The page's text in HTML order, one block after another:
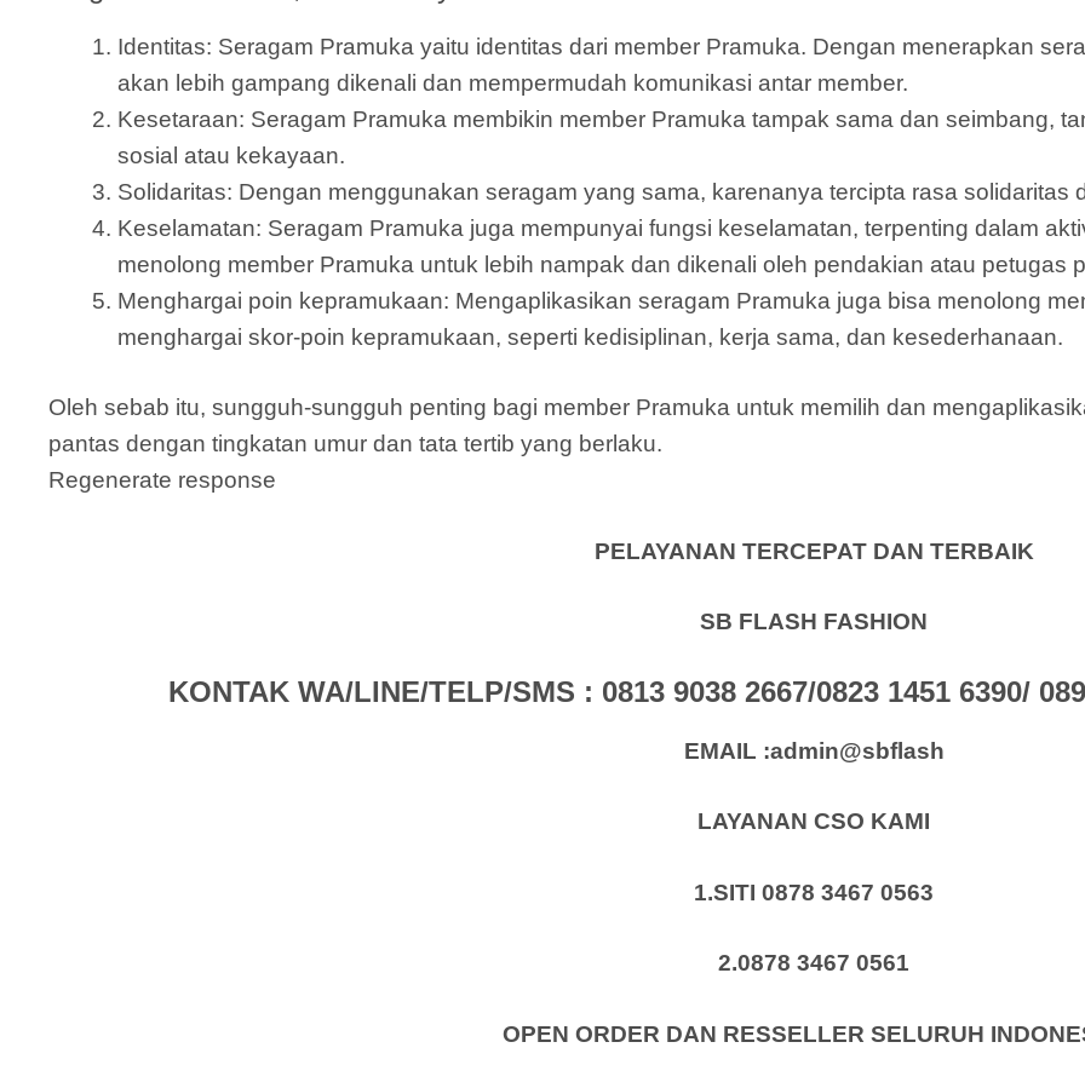
Identitas: Seragam Pramuka yaitu identitas dari member Pramuka. Dengan menerapkan
akan lebih gampang dikenali dan mempermudah komunikasi antar member.
Kesetaraan: Seragam Pramuka membikin member Pramuka tampak sama dan seimbang,
sosial atau kekayaan.
Solidaritas: Dengan menggunakan seragam yang sama, karenanya tercipta rasa solidaritas
Keselamatan: Seragam Pramuka juga mempunyai fungsi keselamatan, terpenting dalam
menolong member Pramuka untuk lebih nampak dan dikenali oleh pendakian atau petugas
Menghargai poin kepramukaan: Mengaplikasikan seragam Pramuka juga bisa menolong
menghargai skor-poin kepramukaan, seperti kedisiplinan, kerja sama, dan kesederhanaan.
Oleh sebab itu, sungguh-sungguh penting bagi member Pramuka untuk memilih dan
pantas dengan tingkatan umur dan tata tertib yang berlaku.
Regenerate response
PELAYANAN TERCEPAT DAN TERBAIK
SB FLASH FASHION
KONTAK WA/LINE/TELP/SMS : 0813 9038 2667/0823 1451 6390/
EMAIL :admin@sbflash
LAYANAN CSO KAMI
1.SITI 0878 3467 0563
2.0878 3467 0561
OPEN ORDER DAN RESSELLER SELURUH